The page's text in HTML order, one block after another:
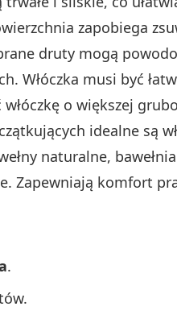
zapobiega
druty mogą
Włóczka musi być
o większej
idealne są
naturalne,
Zapewniają komfort
.